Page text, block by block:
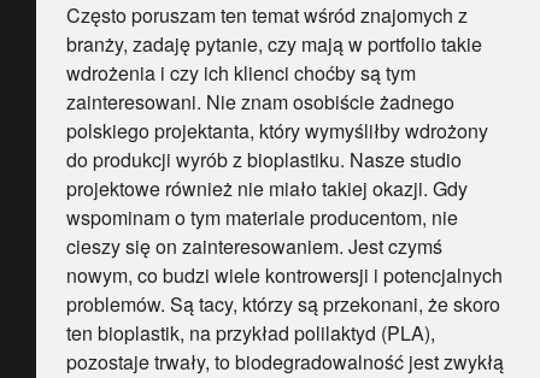
Często poruszam ten temat wśród znajomych z
branży, zadaję pytanie, czy mają w portfolio takie
wdrożenia i czy ich klienci choćby są tym
zainteresowani. Nie znam osobiście żadnego
polskiego projektanta, który wymyśliłby wdrożony
do produkcji wyrób z bioplastiku. Nasze studio
projektowe również nie miało takiej okazji. Gdy
wspominam o tym materiale producentom, nie
cieszy się on zainteresowaniem. Jest czymś
nowym, co budzi wiele kontrowersji i potencjalnych
problemów. Są tacy, którzy są przekonani, że skoro
ten bioplastik, na przykład polilaktyd (PLA),
pozostaje trwały, to biodegradowalność jest zwykłą